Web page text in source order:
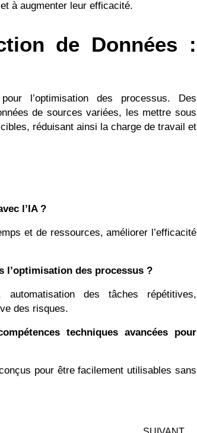
à augmenter leur efficacité.
de Données :
l’optimisation des processus. Des
de sources variées, les mettre sous
réduisant ainsi la charge de travail et
l’IA ?
et de ressources, améliorer l’efficacité
l’optimisation des processus ?
automatisation des tâches répétitives,
des risques.
techniques avancées pour
pour être facilement utilisables sans